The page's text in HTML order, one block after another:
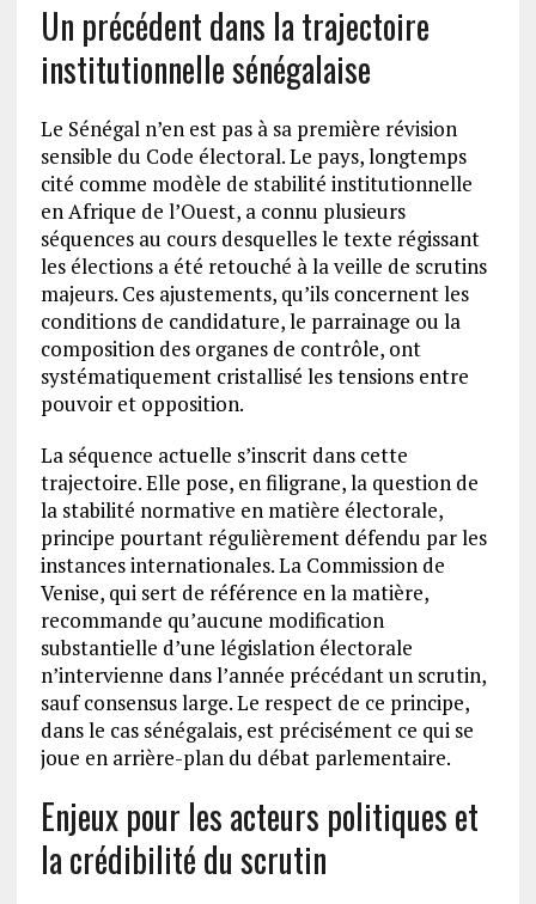
Un précédent dans la trajectoire
institutionnelle sénégalaise
Le Sénégal n’en est pas à sa première révision
sensible du Code électoral. Le pays, longtemps
cité comme modèle de stabilité institutionnelle
en Afrique de l’Ouest, a connu plusieurs
séquences au cours desquelles le texte régissant
les élections a été retouché à la veille de scrutins
majeurs. Ces ajustements, qu’ils concernent les
conditions de candidature, le parrainage ou la
composition des organes de contrôle, ont
systématiquement cristallisé les tensions entre
pouvoir et opposition.
La séquence actuelle s’inscrit dans cette
trajectoire. Elle pose, en filigrane, la question de
la stabilité normative en matière électorale,
principe pourtant régulièrement défendu par les
instances internationales. La Commission de
Venise, qui sert de référence en la matière,
recommande qu’aucune modification
substantielle d’une législation électorale
n’intervienne dans l’année précédant un scrutin,
sauf consensus large. Le respect de ce principe,
dans le cas sénégalais, est précisément ce qui se
joue en arrière-plan du débat parlementaire.
Enjeux pour les acteurs politiques et
la crédibilité du scrutin